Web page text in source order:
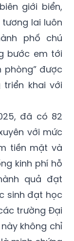
giới biển,
lai luôn
phố chú
bước em tới
phòng” được
triển khai với
đã có 82
với mức
tiền mặt và
kinh phí hỗ
quả đạt
sinh đạt học
trường Đại
không chỉ